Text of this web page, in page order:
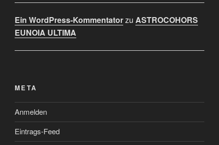
Ein WordPress-Kommentatorzu ASTROCOHORS
EUNOIA ULTIMA
META
Anmelden
Eintrags-Feed